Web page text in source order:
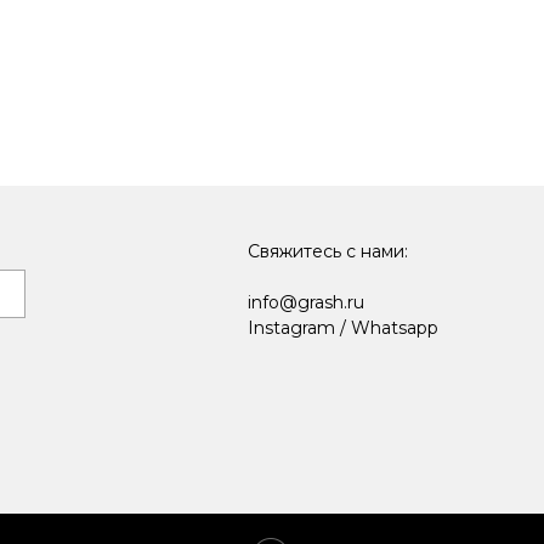
Свяжитесь с нами:
info@grash.ru
Instagram / Whatsapp